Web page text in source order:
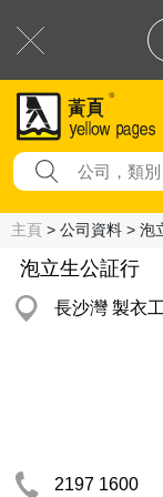
主頁 > 公司資料 > 泡
泡立生公証行
長沙灣 製衣
2197 1600